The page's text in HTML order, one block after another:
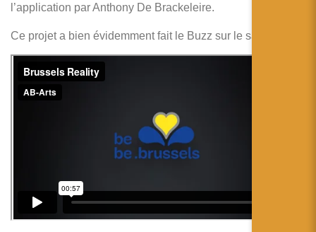
l’application par Anthony De Brackeleire.
Ce projet a bien évidemment fait le Buzz sur le salon!